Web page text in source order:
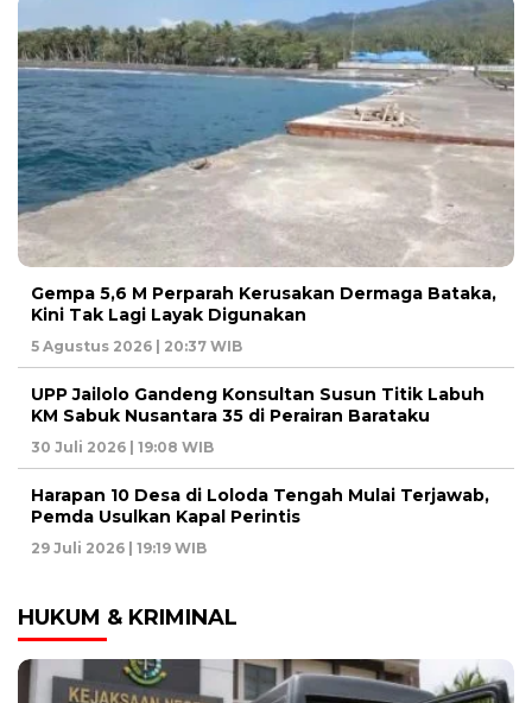
Gempa 5,6 M Perparah Kerusakan Dermaga Bataka,
Kini Tak Lagi Layak Digunakan
5 Agustus 2026 | 20:37 WIB
UPP Jailolo Gandeng Konsultan Susun Titik Labuh
KM Sabuk Nusantara 35 di Perairan Barataku
30 Juli 2026 | 19:08 WIB
Harapan 10 Desa di Loloda Tengah Mulai Terjawab,
Pemda Usulkan Kapal Perintis
29 Juli 2026 | 19:19 WIB
HUKUM & KRIMINAL